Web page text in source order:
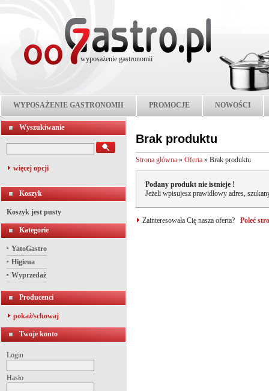
wyposażenie gastronomii
WYPOSAŻENIE GASTRONOMII PROMOCJE NOWOŚCI
Wyszukiwanie
więcej opcji
Koszyk
Koszyk jest pusty
Kategorie
YatoGastro
Higiena
Wyprzedaż
Producenci
pokaż/schowaj
Twoje konto
Login
Hasło
Brak produktu
Strona główna » Oferta » Brak produktu
Podany produkt nie istnieje !
Jeżeli wpisujesz prawidłowy adres,
Zainteresowała Cię nasza oferta? Poleć